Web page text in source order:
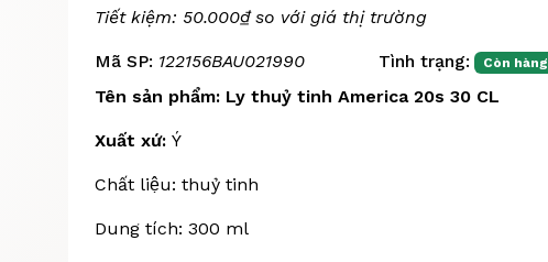
Tiết kiệm: 50.000₫so với giá thị trường
Mã SP: 122156BAU021990 Tình trạng: Còn hàng
Tên sản phẩm: Ly thuỷ tinh America 20s 30 CL
Xuất xứ: Ý
Chất liệu: thuỷ tinh
Dung tích: 300 ml